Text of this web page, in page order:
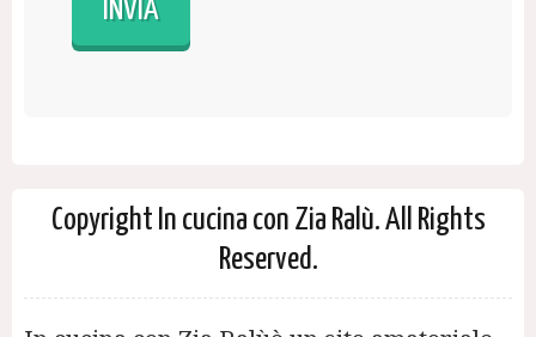
Copyright In cucina con Zia Ralù. All Rights
Reserved.